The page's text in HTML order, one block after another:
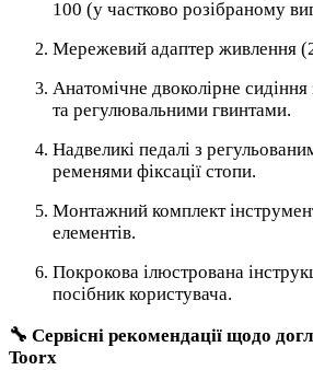
100 (у частково розібраному
Мережевий адаптер живлення
Анатомічне двоколірне
та регулювальними гвинтами.
Надвеликі педалі з
ременями фіксації стопи.
Монтажний комплект
елементів.
Покрокова ілюстрована
посібник користувача.
🔧 Сервісні рекомендації щодо
Toorx